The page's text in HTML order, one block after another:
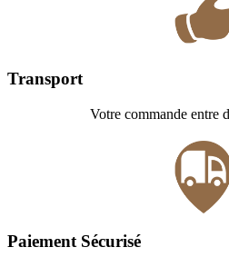
Transport
Votre commande entre
Paiement Sécurisé